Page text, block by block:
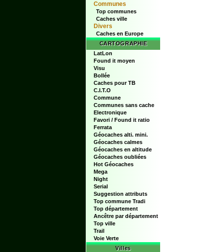
Communes
Top communes
Caches ville
Divers
Caches en Europe
CARTOGRAPHIE
LatLon
Found it moyen
Visu
Bollée
Caches pour TB
C.I.T.O
Commune
Communes sans cache
Electronique
Favori / Found it ratio
Ferrata
Géocaches alti. mini.
Géocaches calmes
Géocaches en altitude
Géocaches oubliées
Hot Géocaches
Mega
Night
Serial
Suggestion attributs
Top commune Tradi
Top département
Ancêtre par département
Top ville
Trail
Voie Verte
Villes